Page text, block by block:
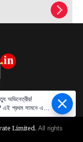
Limited. All rights
অভিনেত্রীর!
এই প্রথম সামনে এল